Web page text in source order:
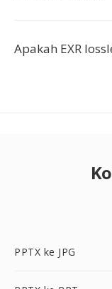
Apakah EXR
PPTX ke JPG